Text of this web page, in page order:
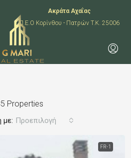
Ακράτα Αχαΐας
Π.Ε.Ο Κορίνθου - Πατρών T.K. 25006
Properties
με: Προεπιλογή
FR-1